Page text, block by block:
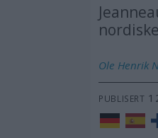
Ole Henrik
PUBLISERT